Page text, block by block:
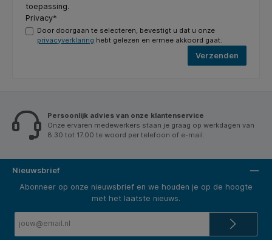
toepassing.
Privacy*
Door doorgaan te selecteren, bevestigt u dat u onze
privacyverklaring hebt gelezen en ermee akkoord gaat.
Verzenden
Persoonlijk advies van onze klantenservice
Onze ervaren medewerkers staan je graag op werkdagen van
8.30 tot 17.00 te woord per telefoon of e-mail.
Nieuwsbrief
Abonneer op onze nieuwsbrief en we houden je op de hoogte
met het laatste nieuws.